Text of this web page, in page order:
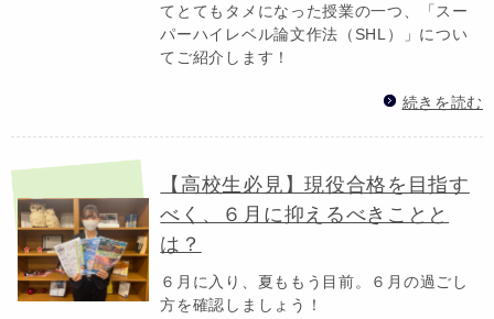
てとてもタメになった授業の一つ、「スー
パーハイレベル論文作法（SHL）」につい
てご紹介します！
続きを読む
【高校生必見】現役合格を目指す
べく、６月に抑えるべきことと
は？
６月に入り、夏ももう目前。６月の過ごし
方を確認しましょう！